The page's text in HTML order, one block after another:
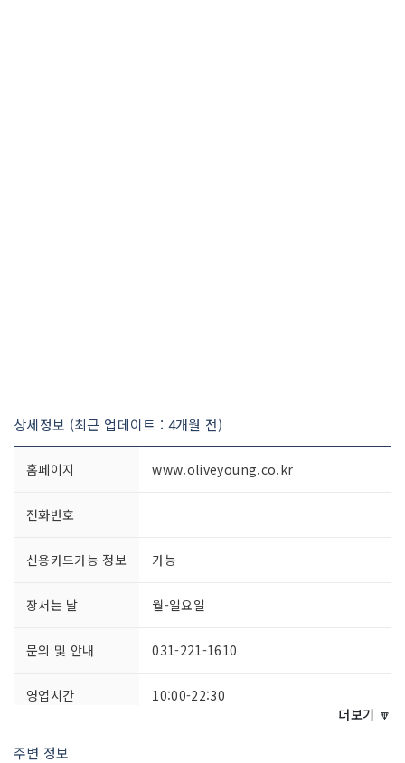
상세정보 (최근 업데이트 : 4개월 전)
홈페이지 www.oliveyoung.co.kr
전화번호
신용카드가능 정보 가능
장서는 날 월-일요일
문의 및 안내 031-221-1610
영업시간 10:00-22:30
더보기 🔽
주변 정보